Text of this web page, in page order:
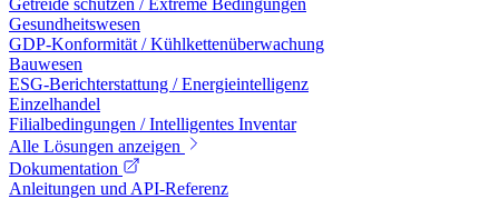
Gesundheitswesen
GDP-Konformität / Kühlkettenüberwachung
Bauwesen
ESG-Berichterstattung / Energieintelligenz
Einzelhandel
Filialbedingungen / Intelligentes Inventar
Alle Lösungen anzeigen
Dokumentation
Anleitungen und API-Referenz